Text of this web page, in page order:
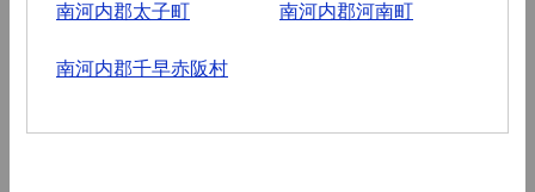
南河内郡太子町 南河内郡河南町
南河内郡千早赤阪村